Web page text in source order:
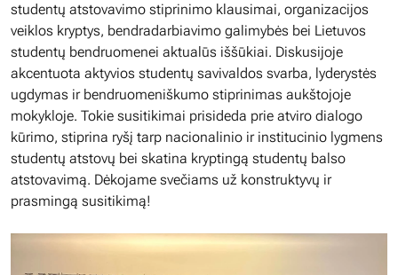
studentų atstovavimo stiprinimo klausimai, organizacijos
veiklos kryptys, bendradarbiavimo galimybės bei Lietuvos
studentų bendruomenei aktualūs iššūkiai. Diskusijoje
akcentuota aktyvios studentų savivaldos svarba, lyderystės
ugdymas ir bendruomeniškumo stiprinimas aukštojoje
mokykloje. Tokie susitikimai prisideda prie atviro dialogo
kūrimo, stiprina ryšį tarp nacionalinio ir institucinio lygmens
studentų atstovų bei skatina kryptingą studentų balso
atstovavimą. Dėkojame svečiams už konstruktyvų ir
prasmingą susitikimą!